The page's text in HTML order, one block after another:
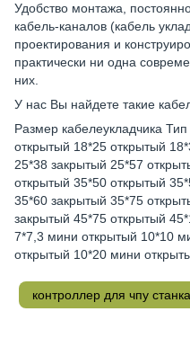
Удобство монтажа,
кабель-каналов (кабель
проектирования и
практически ни одна
них.
У нас Вы найдете такие
Размер кабелеукладчика
открытый 18*25 открытый
25*38 закрытый 25*57
открытый 35*50 открытый
35*60 закрытый 35*75
закрытый 45*75 открытый
7*7,3 мини открытый 10*10
открытый 10*20 мини
контроллер для чпу станка